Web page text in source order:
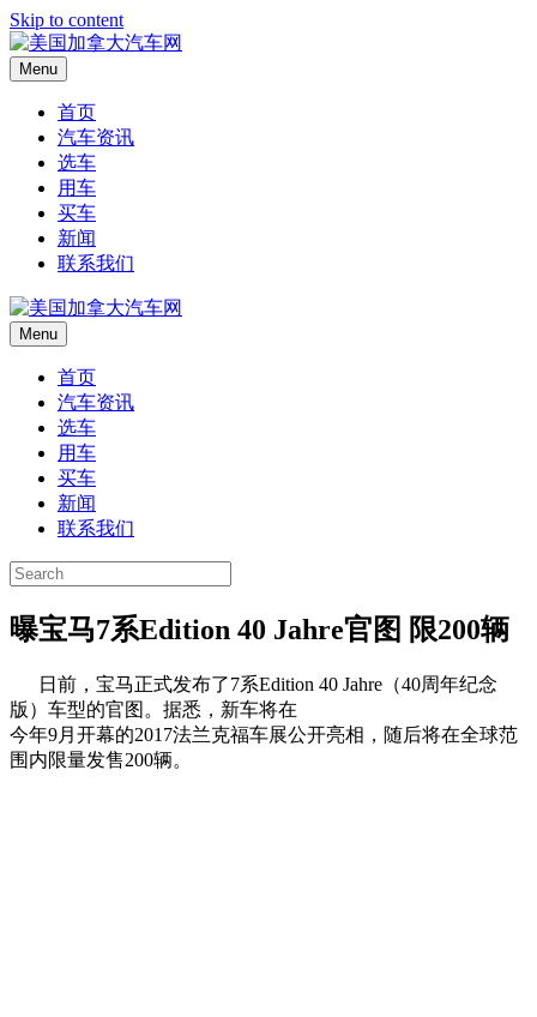
Skip to content
Menu
首页
汽车资讯
选车
用车
买车
新闻
联系我们
Menu
首页
汽车资讯
选车
用车
买车
新闻
联系我们
曝宝马7系Edition 40 Jahre官图 限200辆
日前，宝马正式发布了7系Edition 40 Jahre（40周年纪念
版）车型的官图。据悉，新车将在
今年9月开幕的2017法兰克福车展公开亮相，随后将在全球范
围内限量发售200辆。